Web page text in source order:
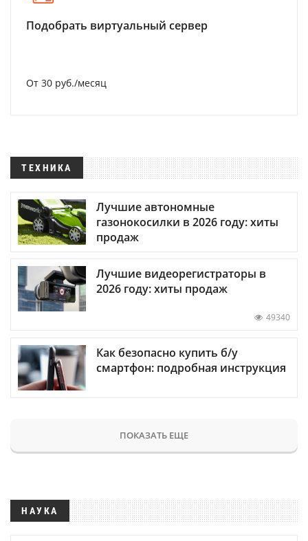
Подобрать виртуальный сервер
От 30 руб./месяц
ТЕХНИКА
Лучшие автономные
газонокосилки в 2026 году: хиты
продаж
Лучшие видеорегистраторы в
2026 году: хиты продаж
49340
Как безопасно купить б/у
смартфон: подробная инструкция
ПОКАЗАТЬ ЕЩЕ
НАУКА